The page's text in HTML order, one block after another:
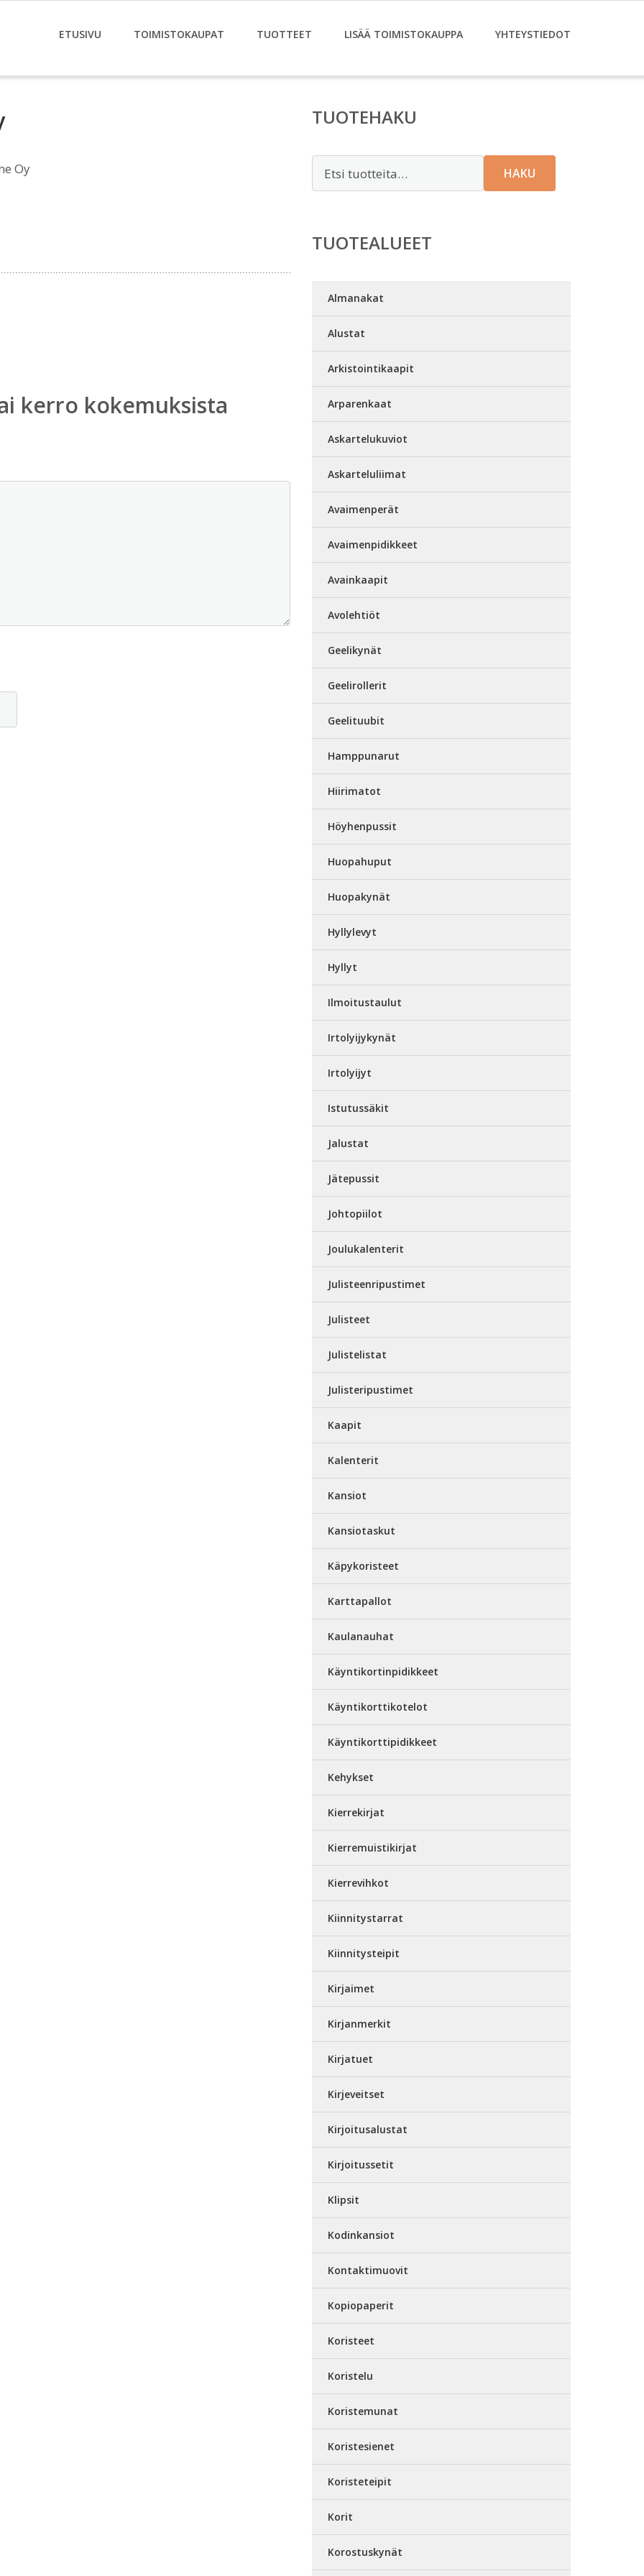
ETUSIVU TOIMISTOKAUPAT TUOTTEET LISÄÄ TOIMISTOKAUPPA YHTEYSTIEDOT
Oy
kerro kokemuksista
TUOTEHAKU
HAKU
TUOTEALUEET
Almanakat
Alustat
Arkistointikaapit
Arparenkaat
Askartelukuviot
Askarteluliimat
Avaimenperät
Avaimenpidikkeet
Avainkaapit
Avolehtiöt
Geelikynät
Geelirollerit
Geelituubit
Hamppunarut
Hiirimatot
Höyhenpussit
Huopahuput
Huopakynät
Hyllylevyt
Hyllyt
Ilmoitustaulut
Irtolyijykynät
Irtolyijyt
Istutussäkit
Jalustat
Jätepussit
Johtopiilot
Joulukalenterit
Julisteenripustimet
Julisteet
Julistelistat
Julisteripustimet
Kaapit
Kalenterit
Kansiot
Kansiotaskut
Käpykoristeet
Karttapallot
Kaulanauhat
Käyntikortinpidikkeet
Käyntikorttikotelot
Käyntikorttipidikkeet
Kehykset
Kierrekirjat
Kierremuistikirjat
Kierrevihkot
Kiinnitystarrat
Kiinnitysteipit
Kirjaimet
Kirjanmerkit
Kirjatuet
Kirjeveitset
Kirjoitusalustat
Kirjoitussetit
Klipsit
Kodinkansiot
Kontaktimuovit
Kopiopaperit
Koristeet
Koristelu
Koristemunat
Koristesienet
Koristeteipit
Korit
Korostuskynät